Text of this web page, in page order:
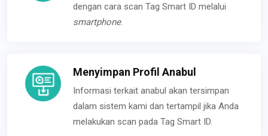
dengan cara scan Tag Smart ID melalui
smartphone.
Menyimpan Profil Anabul
Informasi terkait anabul akan tersimpan
dalam sistem kami dan tertampil jika Anda
melakukan scan pada Tag Smart ID.